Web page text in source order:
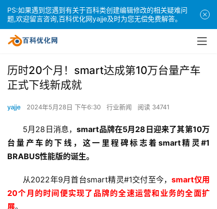
历时20个月！smart达成第10万台量产车
正式下线新成就
yajje 2024年5月28日 下午6:30 行业新闻 阅读 34741
5月28日消息，smart品牌在5月28日迎来了其第10万
台量产车的下线，这一里程碑标志着smart精灵#1
BRABUS性能版的诞生。
从2022年9月首台smart精灵#1交付至今，smart仅用
20个月的时间便实现了品牌的全速运营和业务的全面扩
展。
PS:如果遇到您遇到有关于百科类创建编辑修改的相关疑难问
题,欢迎留言咨询,百科优化网yajje及时为您无偿免费解答。